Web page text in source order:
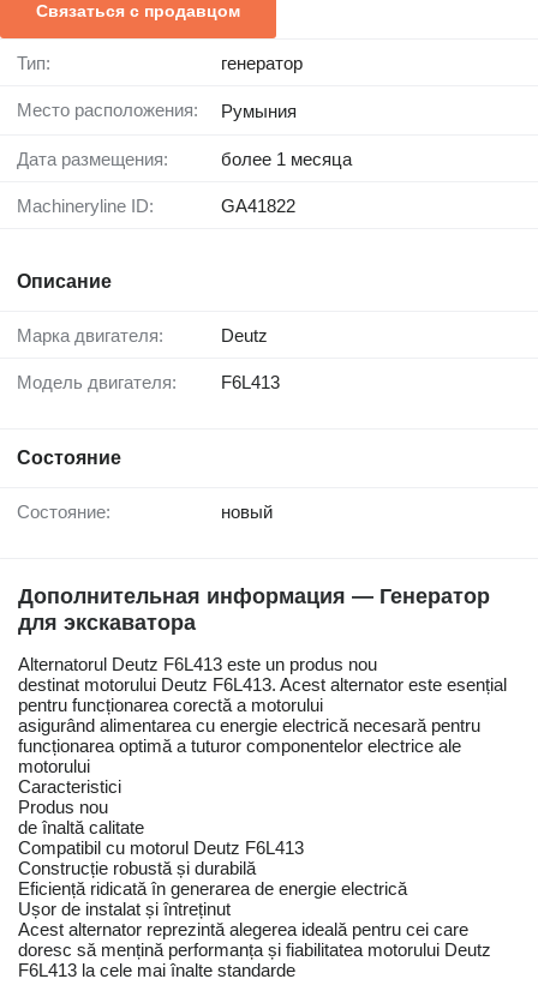
Связаться с продавцом
Тип: генератор
Место расположения: Румыния
Дата размещения: более 1 месяца
Machineryline ID: GA41822
Описание
Марка двигателя: Deutz
Модель двигателя: F6L413
Состояние
Состояние: новый
Дополнительная информация — Генератор
для экскаватора
Alternatorul Deutz F6L413 este un produs nou
destinat motorului Deutz F6L413. Acest alternator este esențial
pentru funcționarea corectă a motorului
asigurând alimentarea cu energie electrică necesară pentru
funcționarea optimă a tuturor componentelor electrice ale
motorului
Caracteristici
Produs nou
de înaltă calitate
Compatibil cu motorul Deutz F6L413
Construcție robustă și durabilă
Eficiență ridicată în generarea de energie electrică
Ușor de instalat și întreținut
Acest alternator reprezintă alegerea ideală pentru cei care
doresc să mențină performanța și fiabilitatea motorului Deutz
F6L413 la cele mai înalte standarde